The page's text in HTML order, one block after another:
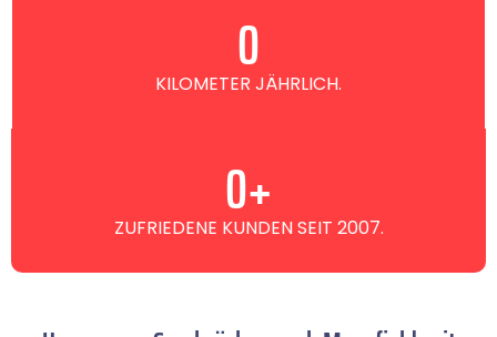
KILOMETER JÄHRLICH.
0
ZUFRIEDENE KUNDEN SEIT 2007.
0+